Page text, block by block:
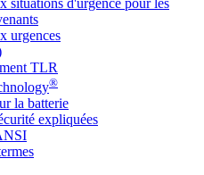
situations d'urgence pour les
urgences
TLR
®
la batterie
expliquées